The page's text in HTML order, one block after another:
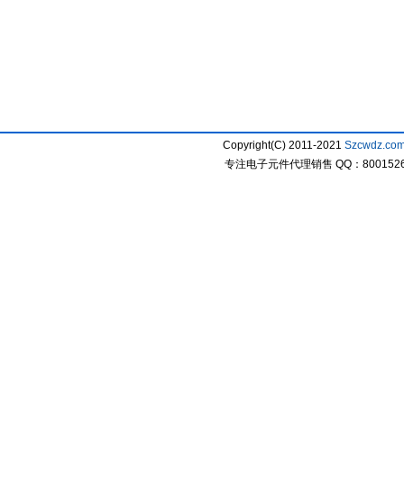
Copyright(C) 2011-2021
专注电子元件代理销售 QQ：